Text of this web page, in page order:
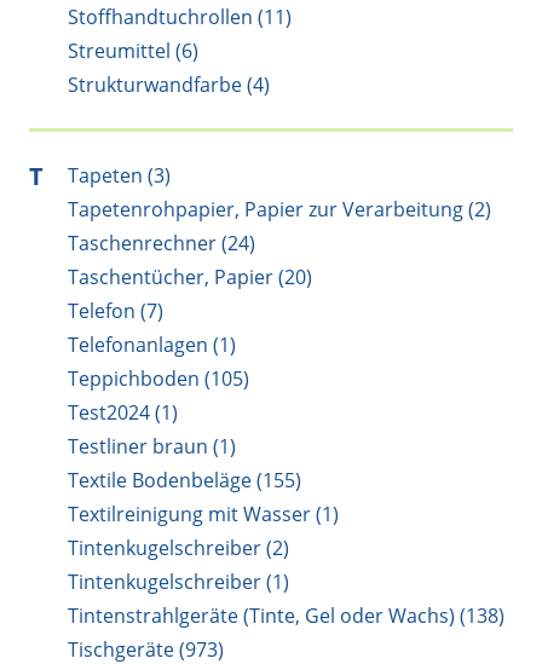
Stoffhandtuchrollen (11)
Streumittel (6)
Strukturwandfarbe (4)
T
Tapeten (3)
Tapetenrohpapier, Papier zur Verarbeitung (2)
Taschenrechner (24)
Taschentücher, Papier (20)
Telefon (7)
Telefonanlagen (1)
Teppichboden (105)
Test2024 (1)
Testliner braun (1)
Textile Bodenbeläge (155)
Textilreinigung mit Wasser (1)
Tintenkugelschreiber (2)
Tintenkugelschreiber (1)
Tintenstrahlgeräte (Tinte, Gel oder Wachs) (138)
Tischgeräte (973)